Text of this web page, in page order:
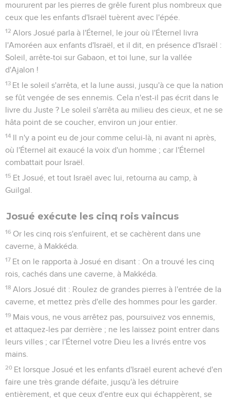
moururent par les pierres de grêle furent plus nombreux que
ceux que les enfants d'Israël tuèrent avec l'épée.
12 Alors Josué parla à l'Éternel, le jour où l'Éternel livra
l'Amoréen aux enfants d'Israël, et il dit, en présence d'Israël :
Soleil, arrête-toi sur Gabaon, et toi lune, sur la vallée
d'Ajalon !
13 Et le soleil s'arrêta, et la lune aussi, jusqu'à ce que la nation
se fût vengée de ses ennemis. Cela n'est-il pas écrit dans le
livre du Juste ? Le soleil s'arrêta au milieu des cieux, et ne se
hâta point de se coucher, environ un jour entier.
14 Il n'y a point eu de jour comme celui-là, ni avant ni après,
où l'Éternel ait exaucé la voix d'un homme ; car l'Éternel
combattait pour Israël.
15 Et Josué, et tout Israël avec lui, retourna au camp, à
Guilgal.
Josué exécute les cinq rois vaincus
16 Or les cinq rois s'enfuirent, et se cachèrent dans une
caverne, à Makkéda.
17 Et on le rapporta à Josué en disant : On a trouvé les cinq
rois, cachés dans une caverne, à Makkéda.
18 Alors Josué dit : Roulez de grandes pierres à l'entrée de la
caverne, et mettez près d'elle des hommes pour les garder.
19 Mais vous, ne vous arrêtez pas, poursuivez vos ennemis,
et attaquez-les par derrière ; ne les laissez point entrer dans
leurs villes ; car l'Éternel votre Dieu les a livrés entre vos
mains.
20 Et lorsque Josué et les enfants d'Israël eurent achevé d'en
faire une très grande défaite, jusqu'à les détruire
entièrement, et que ceux d'entre eux qui échappèrent, se